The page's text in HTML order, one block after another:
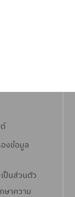
งข้อมูล
ป็นส่วนตัว
ษาความ